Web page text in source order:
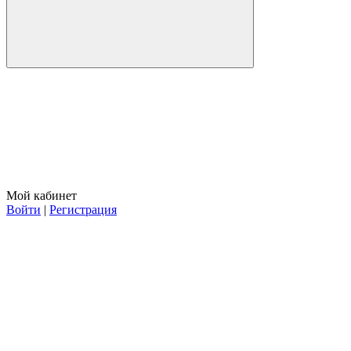
Мой кабинет
Войти | Регистрация